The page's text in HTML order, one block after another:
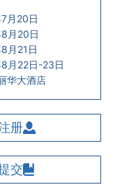
月20日
月20日
月21日
⽉22⽇-23⽇
华大酒店
册
交